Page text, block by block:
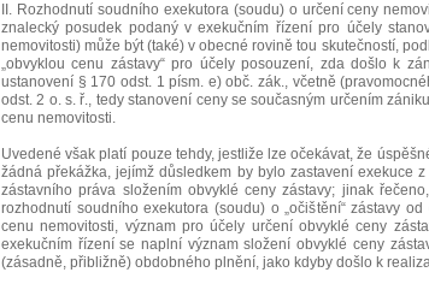
II. Rozhodnutí soudního exekutora (soudu) o určení ceny
znalecký posudek podaný v exekučním řízení pro účely
nemovitosti) může být (také) v obecné rovině tou skutečností,
„obvyklou cenu zástavy“ pro účely posouzení, zda došlo k
ustanovení § 170 odst. 1 písm. e) obč. zák., včetně
odst. 2 o. s. ř., tedy stanovení ceny se současným určením
cenu nemovitosti.
Uvedené však platí pouze tehdy, jestliže lze očekávat, že
žádná překážka, jejímž důsledkem by bylo zastavení exekuce
zástavního práva složením obvyklé ceny zástavy; jinak
rozhodnutí soudního exekutora (soudu) o „očištění“ zástavy
cenu nemovitosti, význam pro účely určení obvyklé ceny
exekučním řízení se naplní význam složení obvyklé ceny
(zásadně, přibližně) obdobného plnění, jako kdyby došlo k